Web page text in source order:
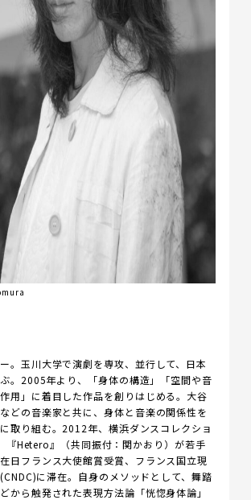
。玉川大学で演劇を専攻、並行して、日本
。2005年より、「身体の構造」「空間や音
用」に着目した作品を創りはじめる。大谷
どの音楽家と共に、身体と音楽の関係性を
取り組む。2012年、横浜ダンスコレクショ
『Hetero』（共同振付：関かおり）が若手
日フランス大使館賞受賞、フランス国立現
に滞在。自身のメソッドとして、舞踏
から触発された表現方法論「恍惚身体論」